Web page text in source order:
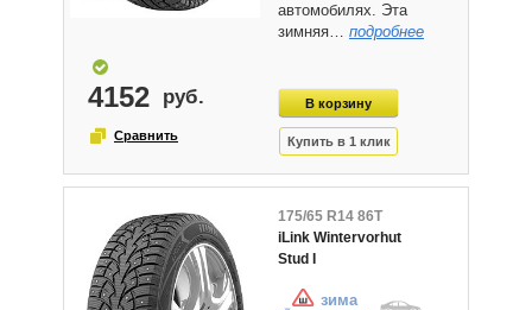
автомобилях. Эта
зимняя… подробнее
4152
175/65 R14 86T
iLink Wintervorhut
Stud I
зима